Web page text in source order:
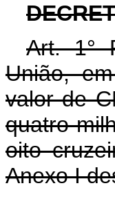
Art. 1°
União,
valor de
quatro
oito
Anexo I